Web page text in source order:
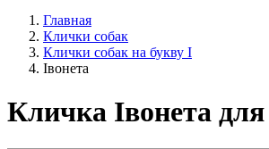
Главная
Клички собак
Клички собак на букву І
Івонета
Кличка Івонета